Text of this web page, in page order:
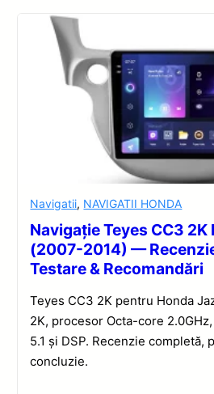
Navigatii, NAVIGATII HONDA
Navigație Teyes CC3 2K
(2007-2014) —
Testare & Recomandări
Teyes CC3 2K pentru Honda
2K, procesor Octa-core
5.1 și DSP. Recenzie completă,
concluzie.